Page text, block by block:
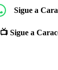
Sigue a
📺 Sigue a